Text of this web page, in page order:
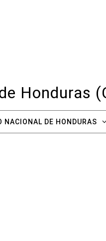
Honduras
NACIONAL DE HONDURAS